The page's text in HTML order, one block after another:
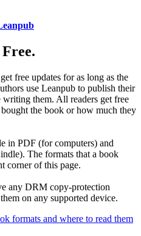
free updates for as long as the
use Leanpub to publish their
them. All readers get free
the book or how much they
in PDF (for computers) and
The formats that a book
corner of this page.
any DRM copy-protection
on any supported device.
formats and where to read them